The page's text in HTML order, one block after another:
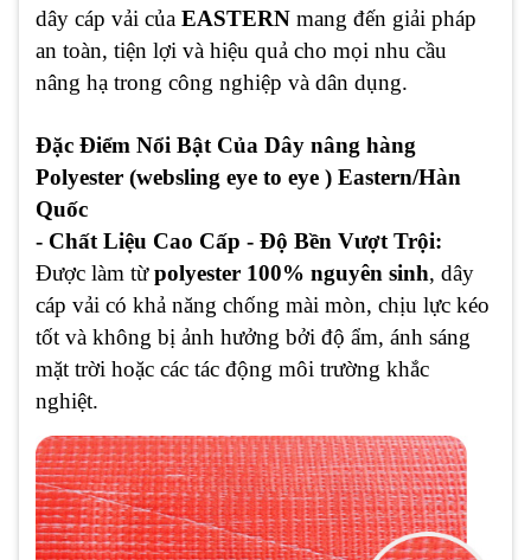
dây cáp vải của EASTERN mang đến giải pháp
an toàn, tiện lợi và hiệu quả cho mọi nhu cầu
nâng hạ trong công nghiệp và dân dụng.
Đặc Điểm Nổi Bật Của Dây nâng hàng
Polyester (websling eye to eye ) Eastern/Hàn
Quốc
- Chất Liệu Cao Cấp - Độ Bền Vượt Trội:
Được làm từpolyester 100% nguyên sinh, dây
cáp vải có khả năng chống mài mòn, chịu lực kéo
tốt và không bị ảnh hưởng bởi độ ẩm, ánh sáng
mặt trời hoặc các tác động môi trường khắc
nghiệt.